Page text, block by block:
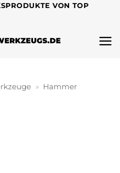
VON TOP
» Hammer